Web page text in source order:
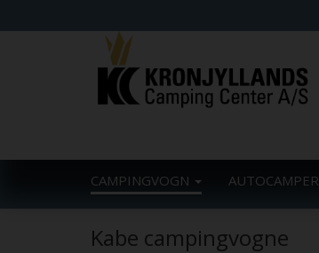
CAMPINGVOGN AUTOCAMPER
Kabe campingvogne